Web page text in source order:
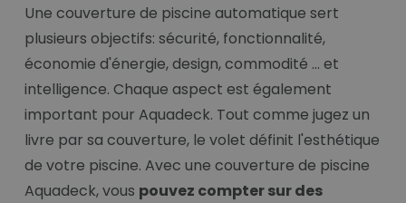
Une couverture de piscine automatique sert
plusieurs objectifs: sécurité, fonctionnalité,
économie d'énergie, design, commodité ... et
intelligence. Chaque aspect est également
important pour Aquadeck. Tout comme jugez un
livre par sa couverture, le volet définit l'esthétique
de votre piscine. Avec une couverture de piscine
Aquadeck, vous pouvez compter sur des